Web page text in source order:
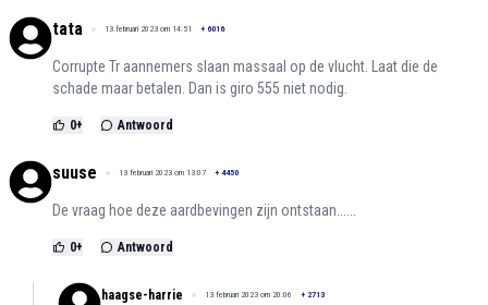
tata 13 februari 2023 om 14:51 + 6016
Corrupte Tr aannemers slaan massaal op de vlucht. Laat die de
schade maar betalen. Dan is giro 555 niet nodig.
0+ Antwoord
suuse 13 februari 2023 om 13:07 + 4450
De vraag hoe deze aardbevingen zijn ontstaan......
0+ Antwoord
haagse-harrie 13 februari 2023 om 20:06 + 2713